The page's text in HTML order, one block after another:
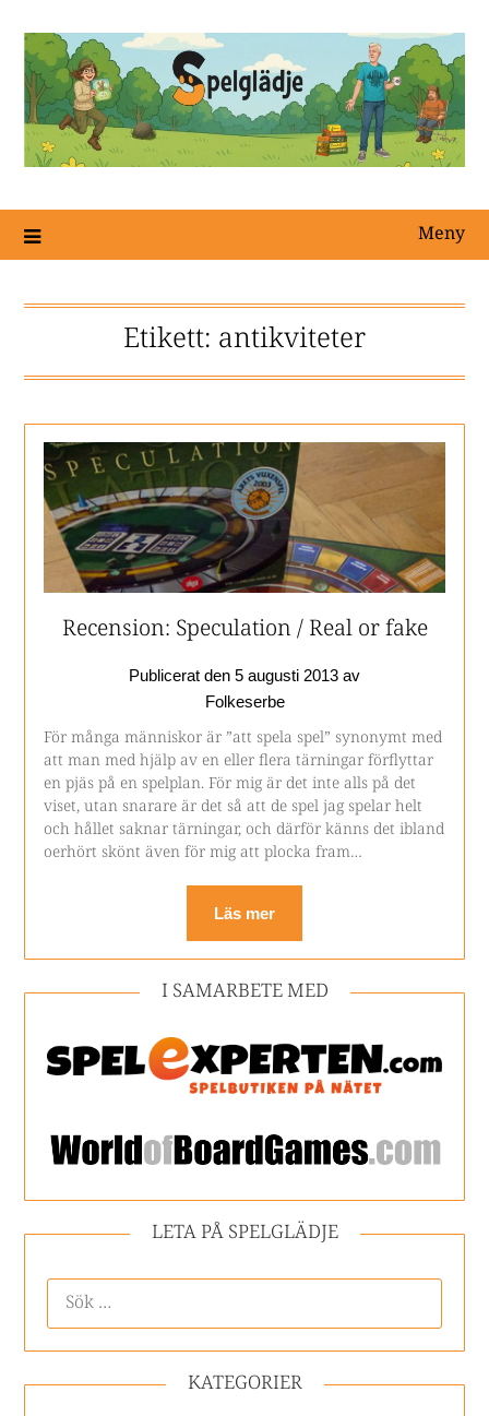
Meny
Etikett: antikviteter
Recension: Speculation / Real or fake
Publicerat den 5 augusti 2013 av
Folkeserbe
För många människor är ”att spela spel” synonymt med
att man med hjälp av en eller flera tärningar förflyttar
en pjäs på en spelplan. För mig är det inte alls på det
viset, utan snarare är det så att de spel jag spelar helt
och hållet saknar tärningar, och därför känns det ibland
oerhört skönt även för mig att plocka fram…
Läs mer
I SAMARBETE MED
LETA PÅ SPELGLÄDJE
KATEGORIER